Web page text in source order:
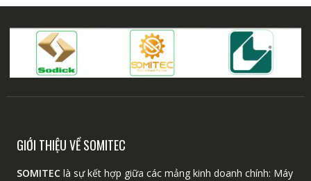
GIỚI THIỆU VỀ SOMITEC
SOMITEClà sự kết hợp giữa các mảng kinh doanh chính: Máy